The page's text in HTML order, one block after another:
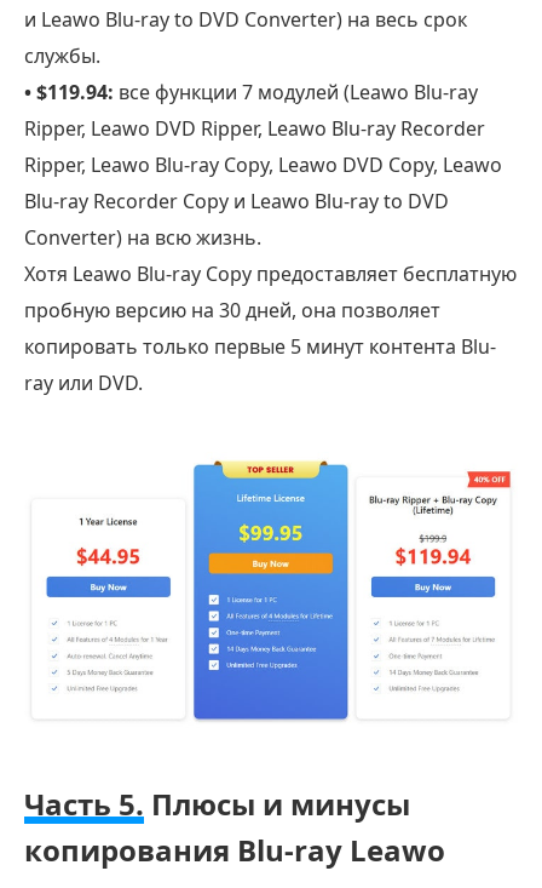
и Leawo Blu-ray to DVD Converter) на весь срок
службы.
• $119.94: все функции 7 модулей (Leawo Blu-ray
Ripper, Leawo DVD Ripper, Leawo Blu-ray Recorder
Ripper, Leawo Blu-ray Copy, Leawo DVD Copy, Leawo
Blu-ray Recorder Copy и Leawo Blu-ray to DVD
Converter) на всю жизнь.
Хотя Leawo Blu-ray Copy предоставляет бесплатную
пробную версию на 30 дней, она позволяет
копировать только первые 5 минут контента Blu-
ray или DVD.
Часть 5. Плюсы и минусы
копирования Blu-ray Leawo